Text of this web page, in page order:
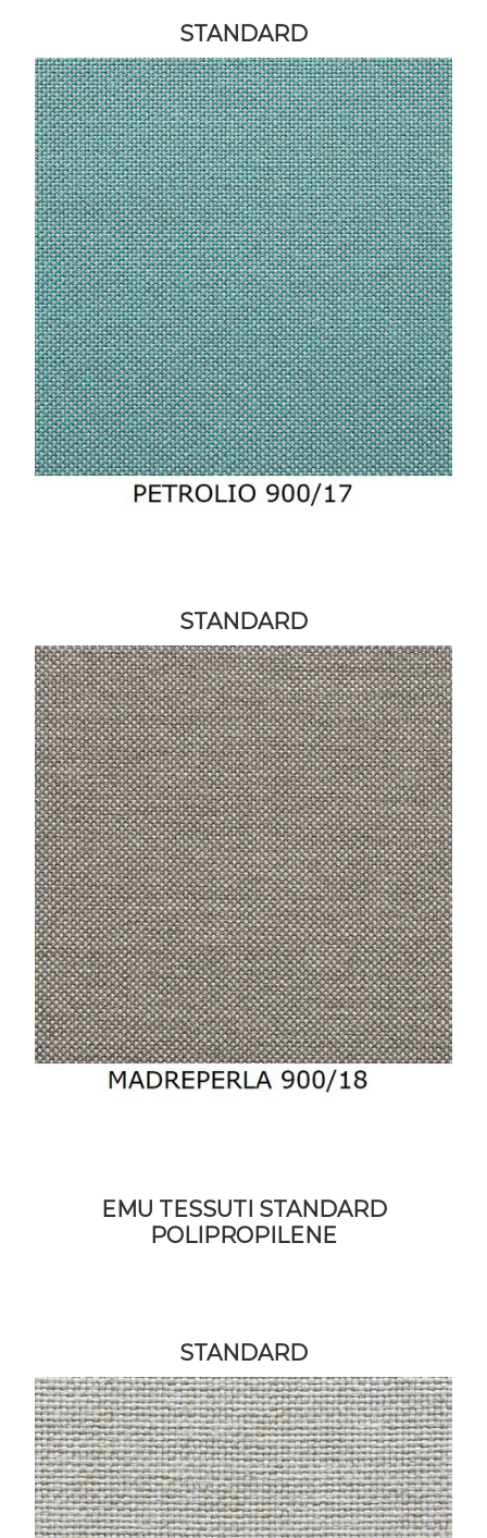
STANDARD
STANDARD
EMU TESSUTI STANDARD
POLIPROPILENE
STANDARD